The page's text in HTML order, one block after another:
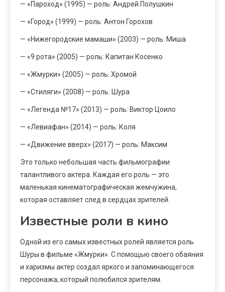
— «Пароход» (1995) — роль: Андрей Полушкин
— «Город» (1999) — роль: Антон Горохов
— «Нижегородские мамаши» (2003) — роль: Миша
— «9 рота» (2005) — роль: Капитан Косенко
— «Жмурки» (2005) — роль: Хромой
— «Стиляги» (2008) — роль: Шура
— «Легенда №17» (2013) — роль: Виктор Цоило
— «Левиафан» (2014) — роль: Коля
— «Движение вверх» (2017) — роль: Максим
Это только небольшая часть фильмографии
талантливого актера. Каждая его роль — это
маленькая кинематографическая жемчужина,
которая оставляет след в сердцах зрителей.
Известные роли в кино
Одной из его самых известных ролей является роль
Шуры в фильме «Жмурки». С помощью своего обаяния
и харизмы актер создал яркого и запоминающегося
персонажа, который полюбился зрителям.